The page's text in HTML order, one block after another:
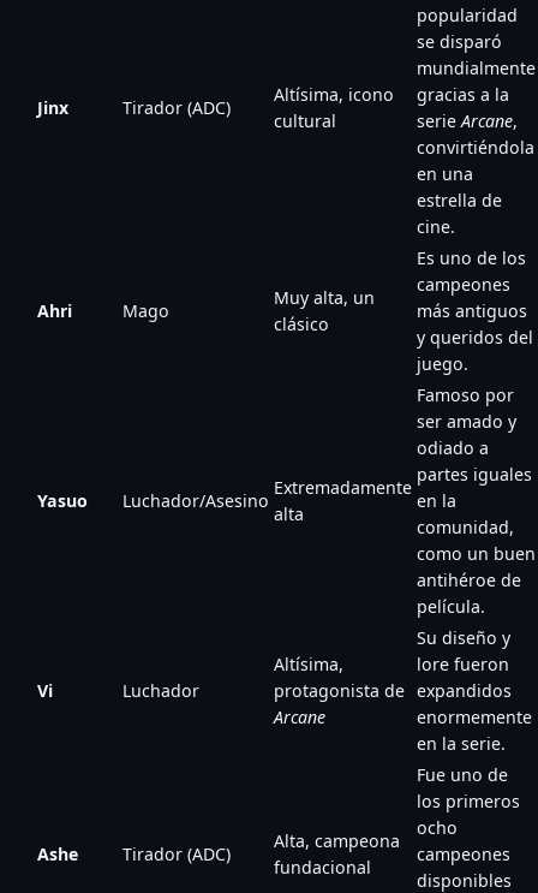
Jinx Tirador (ADC)
Altísima, icono
cultural
popularidad
se disparó
mundialmente
gracias a la
serieArcane,
convirtiéndola
en una
estrella de
cine.
Ahri Mago
Muy alta, un
clásico
Es uno de los
campeones
más antiguos
y queridos del
juego.
Yasuo Luchador/Asesino
Extremadamente
alta
Famoso por
ser amado y
odiado a
partes iguales
en la
comunidad,
como un buen
antihéroe de
película.
Vi Luchador
Altísima,
protagonista de
Arcane
Su diseño y
lore fueron
expandidos
enormemente
en la serie.
Ashe Tirador (ADC)
Alta, campeona
fundacional
Fue uno de
los primeros
ocho
campeones
disponibles